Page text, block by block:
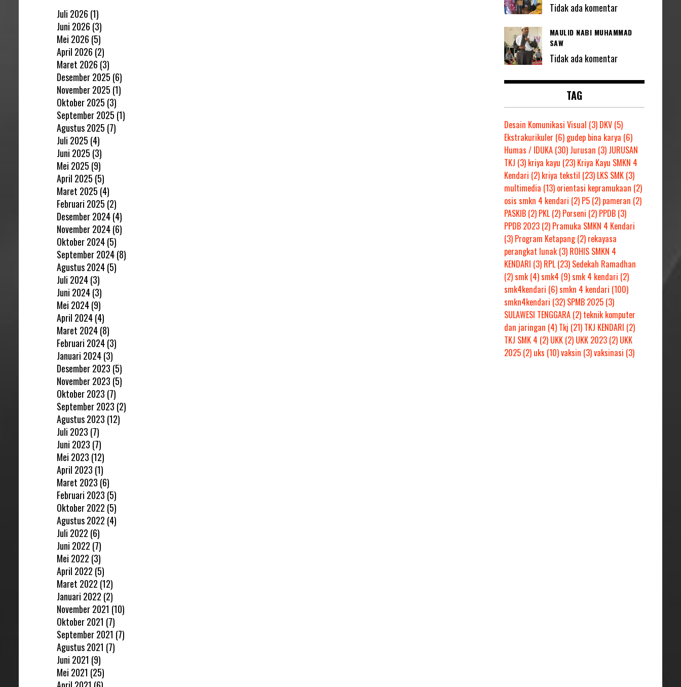
Juli 2026 (1)
Juni 2026 (3)
Mei 2026 (5)
April 2026 (2)
Maret 2026 (3)
Desember 2025 (6)
November 2025 (1)
Oktober 2025 (3)
September 2025 (1)
Agustus 2025 (7)
Juli 2025 (4)
Juni 2025 (3)
Mei 2025 (9)
April 2025 (5)
Maret 2025 (4)
Februari 2025 (2)
Desember 2024(4)
November 2024(6)
Oktober 2024(5)
September 2024(8)
Agustus 2024(5)
Juli 2024(3)
Juni 2024(3)
Mei 2024(9)
April 2024(4)
Maret 2024(8)
Februari 2024(3)
Januari 2024(3)
Desember 2023 (5)
November 2023 (5)
Oktober 2023 (7)
September 2023 (2)
Agustus 2023 (12)
Juli 2023 (7)
Juni 2023 (7)
Mei 2023 (12)
April 2023 (1)
Maret 2023 (6)
Februari 2023 (5)
Oktober 2022 (5)
Agustus 2022 (4)
Juli 2022 (6)
Juni 2022 (7)
Mei 2022 (3)
April 2022 (5)
Maret 2022 (12)
Januari 2022 (2)
November 2021 (10)
Oktober 2021 (7)
September 2021 (7)
Agustus 2021 (7)
Juni 2021 (9)
Mei 2021 (25)
Tidak ada komentar
MAULID NABI MUHAMMAD
SAW
Tidak ada komentar
TAG
Desain Komunikasi Visual (3) DKV(5)
Ekstrakurikuler (6) gudep bina karya (6)
Humas / IDUKA(30) Jurusan (3) JURUSAN
TKJ (3) kriya kayu (23) Kriya Kayu SMKN 4
Kendari (2) kriya tekstil (23) LKS SMK(3)
multimedia (13) orientasi kepramukaan (2)
osis smkn 4 kendari (2) P5(2) pameran (2)
PASKIB(2) PKL(2) Porseni (2) PPDB(3)
PPDB 2023(2) Pramuka SMKN 4 Kendari
(3) Program Ketapang(2) rekayasa
perangkat lunak(3) ROHIS SMKN 4
KENDARI (3) RPL(23) Sedekah Ramadhan
(2)smk(4)smk4 (9)smk 4 kendari (2)
smk4kendari (6)smkn 4 kendari (100)
smkn4kendari (32) SPMB 2025(3)
SULAWESI TENGGARA(2) teknik komputer
dan jaringan (4) Tkj (21) TKJ KENDARI (2)
TKJ SMK 4 (2) UKK(2) UKK 2023(2) UKK
2025(2) uks (10)vaksin (3)vaksinasi (3)